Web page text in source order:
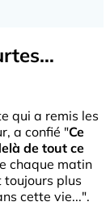
qui a remis les
a confié "Ce
de tout ce
chaque matin
toujours plus
cette vie...".